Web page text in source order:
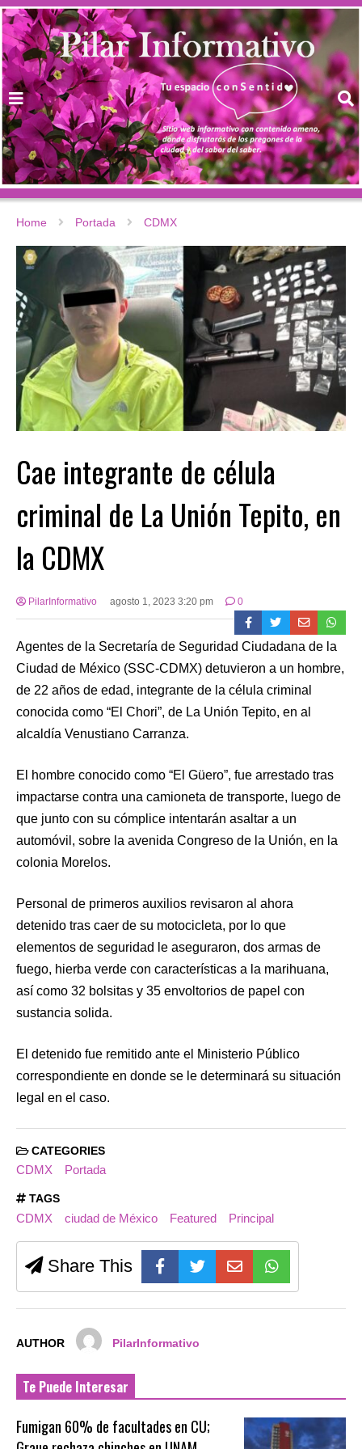
Home Portada CDMX
Cae integrante de célula
criminal de La Unión Tepito, en
la CDMX
PilarInformativo agosto 1, 2023 3:20 pm 0
Agentes de la Secretaría de Seguridad Ciudadana de la
Ciudad de México (SSC-CDMX) detuvieron a un hombre,
de 22 años de edad, integrante de la célula criminal
conocida como “El Chori”, de La Unión Tepito, en al
alcaldía Venustiano Carranza.
El hombre conocido como “El Güero”, fue arrestado tras
impactarse contra una camioneta de transporte, luego de
que junto con su cómplice intentarán asaltar a un
automóvil, sobre la avenida Congreso de la Unión, en la
colonia Morelos.
Personal de primeros auxilios revisaron al ahora
detenido tras caer de su motocicleta, por lo que
elementos de seguridad le aseguraron, dos armas de
fuego, hierba verde con características a la marihuana,
así como 32 bolsitas y 35 envoltorios de papel con
sustancia solida.
El detenido fue remitido ante el Ministerio Público
correspondiente en donde se le determinará su situación
legal en el caso.
CATEGORIES
CDMX Portada
TAGS
CDMX ciudad de México Featured Principal
Share This
AUTHOR PilarInformativo
Te Puede Interesar
Fumigan 60% de facultades en CU;